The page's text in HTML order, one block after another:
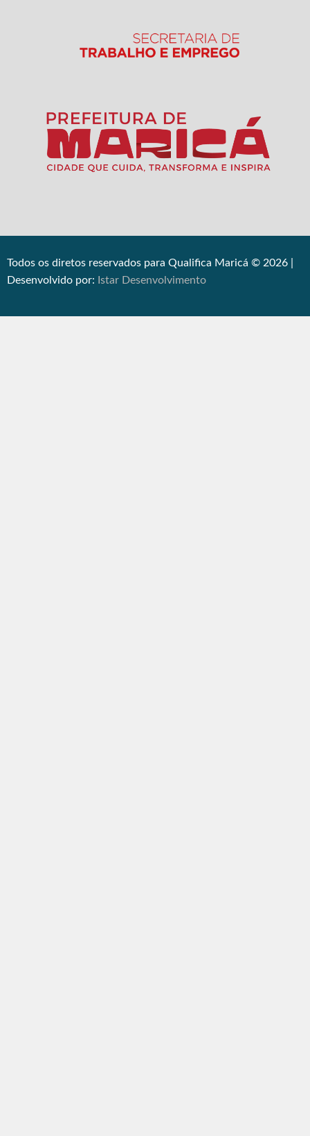
Todos os diretos reservados para Qualifica Maricá © 2026 |
Desenvolvido por: Istar Desenvolvimento